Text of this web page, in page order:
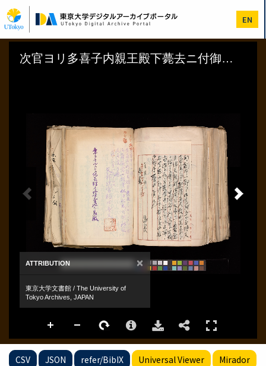
イ
ン
コ
EN
CSV JSON refer/BibIX Universal Viewer Mirador